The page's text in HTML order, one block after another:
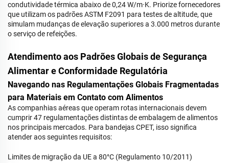
condutividade térmica abaixo de 0,24 W/m·K. Priorize fornecedores
que utilizam os padrões ASTM F2091 para testes de altitude, que
simulam mudanças de elevação superiores a 3.000 metros durante
o serviço de refeições.
Atendimento aos Padrões Globais de Segurança
Alimentar e Conformidade Regulatória
Navegando nas Regulamentações Globais Fragmentadas
para Materiais em Contato com Alimentos
As companhias aéreas que operam rotas internacionais devem
cumprir 47 regulamentações distintas de embalagem de alimentos
nos principais mercados. Para bandejas CPET, isso significa
atender aos seguintes requisitos:
Limites de migração da UE a 80°C (Regulamento 10/2011)